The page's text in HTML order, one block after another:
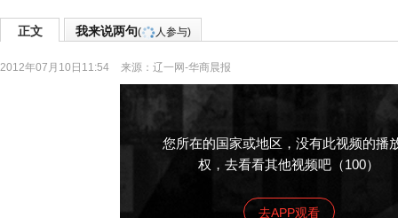
正文 我来说两句( 人参与)
2012年07月10日11:54 来源： 辽一网-华商晨报
您所在的国家或地区，没有此视频的播
权，去看看其他视频吧（100）
去APP观看